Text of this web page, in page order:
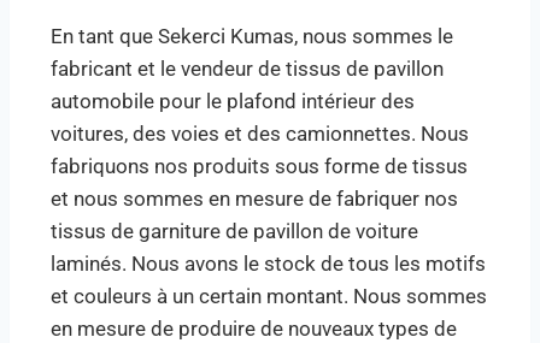
En tant que Sekerci Kumas, nous sommes le
fabricant et le vendeur de tissus de pavillon
automobile pour le plafond intérieur des
voitures, des voies et des camionnettes. Nous
fabriquons nos produits sous forme de tissus
et nous sommes en mesure de fabriquer nos
tissus de garniture de pavillon de voiture
laminés. Nous avons le stock de tous les motifs
et couleurs à un certain montant. Nous sommes
en mesure de produire de nouveaux types de